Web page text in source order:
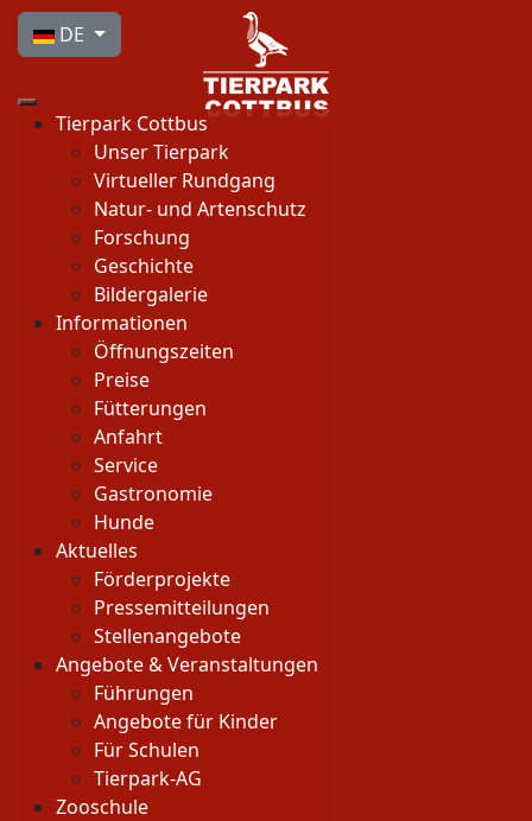
Sprache auswählen
DE
Tierpark Cottbus
Unser Tierpark
Virtueller Rundgang
Natur- und Artenschutz
Forschung
Geschichte
Bildergalerie
Informationen
Öffnungszeiten
Preise
Fütterungen
Anfahrt
Service
Gastronomie
Hunde
Aktuelles
Förderprojekte
Pressemitteilungen
Stellenangebote
Angebote & Veranstaltungen
Führungen
Angebote für Kinder
Für Schulen
Tierpark-AG
Zooschule